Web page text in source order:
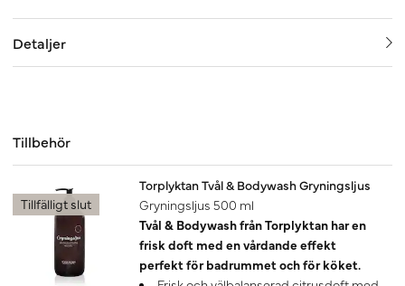
Detaljer
Tillbehör
Tillfälligt slut
Torplyktan Tvål & Bodywash Gryningsljus
Gryningsljus 500 ml
Tvål & Bodywash från Torplyktan har en
frisk doft med en vårdande effekt
perfekt för badrummet och för köket.